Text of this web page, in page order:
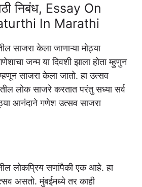
निबंध, Essay On
In Marathi
साजरा केला जाणाऱ्या मोठ्या
जन्म या दिवशी झाला होता म्हुणुन
साजरा केला जातो. हा उत्सव
लोक साजरे करतात परंतु सध्या सर्व
आनंदाने गणेश उत्सव साजरा
लोकप्रिय सणांपैकी एक आहे. हा
असतो. मुंबईमध्ये तर काही